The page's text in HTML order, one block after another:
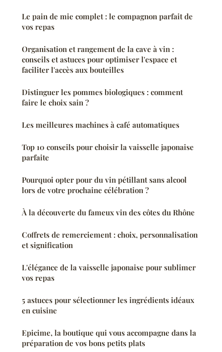
Le pain de mie complet : le compagnon parfait de
vos repas
Organisation et rangement de la cave à vin :
conseils et astuces pour optimiser l'espace et
faciliter l'accès aux bouteilles
Distinguer les pommes biologiques : comment
faire le choix sain ?
Les meilleures machines à café automatiques
Top 10 conseils pour choisir la vaisselle japonaise
parfaite
Pourquoi opter pour du vin pétillant sans alcool
lors de votre prochaine célébration ?
À la découverte du fameux vin des côtes du Rhône
Coffrets de remerciement : choix, personnalisation
et signification
L'élégance de la vaisselle japonaise pour sublimer
vos repas
5 astuces pour sélectionner les ingrédients idéaux
en cuisine
Epicime, la boutique qui vous accompagne dans la
préparation de vos bons petits plats